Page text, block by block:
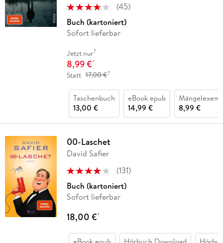
(45)
Buch (kartoniert)
Sofort lieferbar
Jetzt nur7
8,99 €*
Statt 17,00 €7
Taschenbuch
13,00 €
eBook epub
14,99 €
8,99 €
00-Laschet
David Safier
(131)
Buch (kartoniert)
Sofort lieferbar
18,00 €*